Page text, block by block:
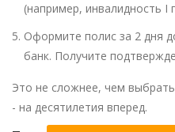
(например, инвалидность I
Оформите полис за 2 дня
банк. Получите
Это не сложнее, чем
- на десятилетия вперед.